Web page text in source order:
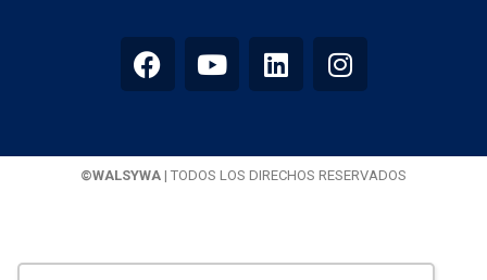
©WALSYWA | TODOS LOS DIRECHOS RESERVADOS